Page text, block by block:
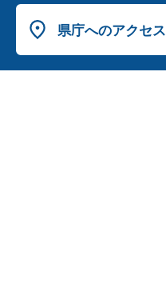
県庁へのアクセス